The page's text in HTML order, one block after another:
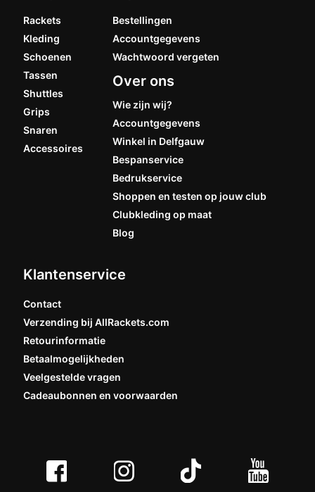
Rackets
Kleding
Schoenen
Tassen
Shuttles
Grips
Snaren
Accessoires
Bestellingen
Accountgegevens
Wachtwoord vergeten
Over ons
Wie zijn wij?
Accountgegevens
Winkel in Delfgauw
Bespanservice
Bedrukservice
Shoppen en testen op jouw club
Clubkleding op maat
Blog
Klantenservice
Contact
Verzending bij AllRackets.com
Retourinformatie
Betaalmogelijkheden
Veelgestelde vragen
Cadeaubonnen en voorwaarden